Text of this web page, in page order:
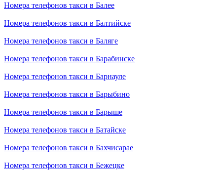
Номера телефонов такси в Балее
Номера телефонов такси в Балтийске
Номера телефонов такси в Баляге
Номера телефонов такси в Барабинске
Номера телефонов такси в Барнауле
Номера телефонов такси в Барыбино
Номера телефонов такси в Барыше
Номера телефонов такси в Батайске
Номера телефонов такси в Бахчисарае
Номера телефонов такси в Бежецке